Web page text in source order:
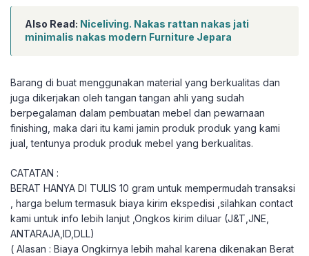
Also Read: Niceliving. Nakas rattan nakas jati
minimalis nakas modern Furniture Jepara
Barang di buat menggunakan material yang berkualitas dan
juga dikerjakan oleh tangan tangan ahli yang sudah
berpegalaman dalam pembuatan mebel dan pewarnaan
finishing, maka dari itu kami jamin produk produk yang kami
jual, tentunya produk produk mebel yang berkualitas.
CATATAN :
BERAT HANYA DI TULIS 10 gram untuk mempermudah transaksi
, harga belum termasuk biaya kirim ekspedisi ,silahkan contact
kami untuk info lebih lanjut ,Ongkos kirim diluar (J&T,JNE,
ANTARAJA,ID,DLL)
( Alasan : Biaya Ongkirnya lebih mahal karena dikenakan Berat